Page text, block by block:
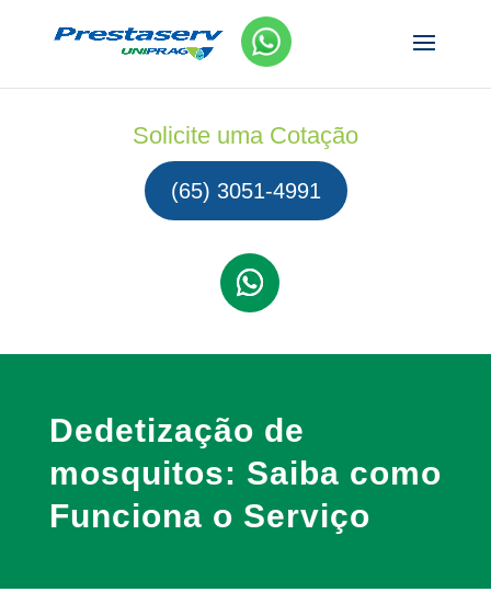
Solicite uma Cotação
(65) 3051-4991
Dedetização de
mosquitos: Saiba como
Funciona o Serviço